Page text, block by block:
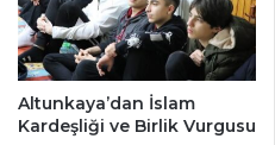
Altunkaya’dan İslam
Kardeşliği ve Birlik Vurgusu